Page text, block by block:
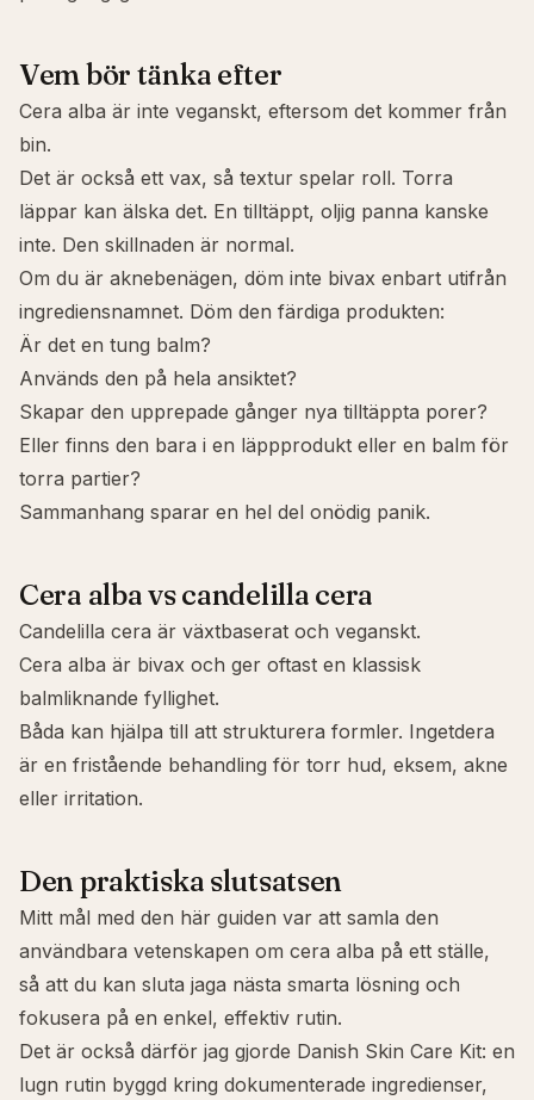
Vem bör tänka efter
Cera alba är inte veganskt, eftersom det kommer från
bin.
Det är också ett vax, så textur spelar roll. Torra
läppar kan älska det. En tilltäppt, oljig panna kanske
inte. Den skillnaden är normal.
Om du är aknebenägen, döm inte bivax enbart utifrån
ingrediensnamnet. Döm den färdiga produkten:
Är det en tung balm?
Används den på hela ansiktet?
Skapar den upprepade gånger nya tilltäppta porer?
Eller finns den bara i en läppprodukt eller en balm för
torra partier?
Sammanhang sparar en hel del onödig panik.
Cera alba vs candelilla cera
Candelilla cera är växtbaserat och veganskt.
Cera alba är bivax och ger oftast en klassisk
balmliknande fyllighet.
Båda kan hjälpa till att strukturera formler. Ingetdera
är en fristående behandling för torr hud, eksem, akne
eller irritation.
Den praktiska slutsatsen
Mitt mål med den här guiden var att samla den
användbara vetenskapen om cera alba på ett ställe,
så att du kan sluta jaga nästa smarta lösning och
fokusera på en enkel, effektiv rutin.
Det är också därför jag gjorde Danish Skin Care Kit: en
lugn rutin byggd kring dokumenterade ingredienser,